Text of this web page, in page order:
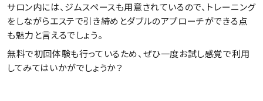
サロン内には、ジムスペースも用意されているので、トレーニング
をしながらエステで引き締めとダブルのアプローチができる点
も魅力と言えるでしょう。
無料で初回体験も行っているため、ぜひ一度お試し感覚で利用
してみてはいかがでしょうか？